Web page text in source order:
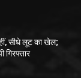
सीधे लूट का खेल;
गिरफ्तार